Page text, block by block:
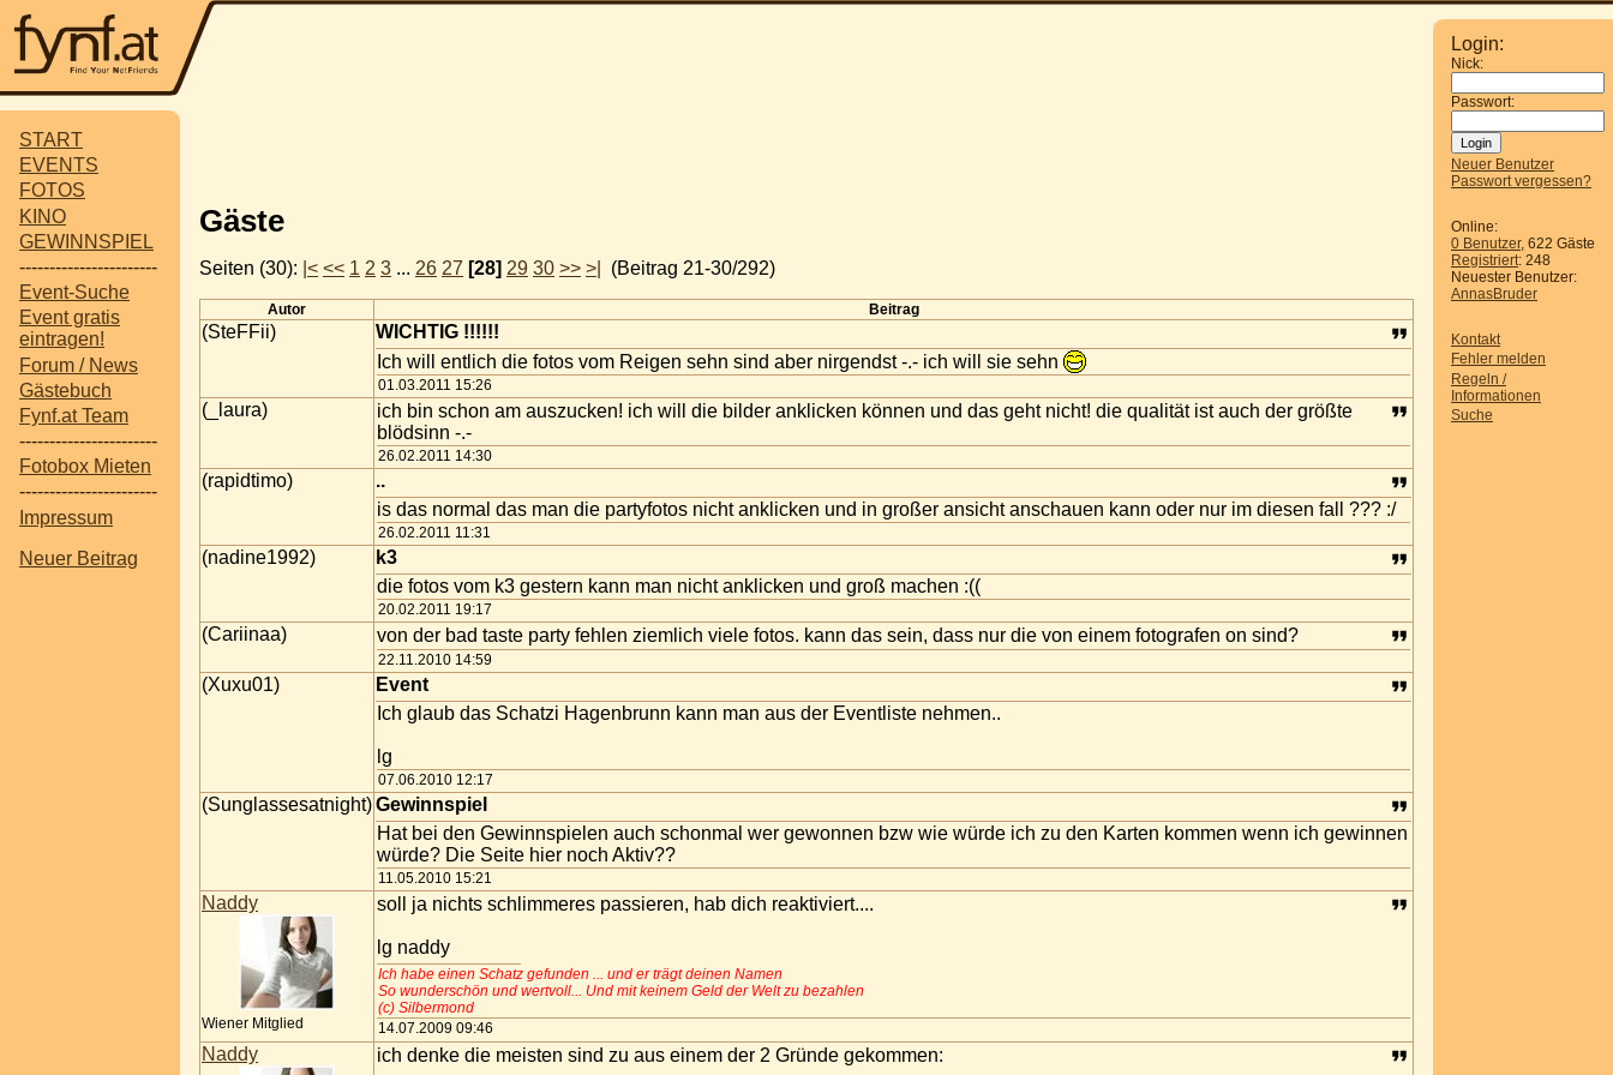
START
EVENTS
FOTOS
KINO
GEWINNSPIEL
-----------------------
Event-Suche
Event gratis
eintragen!
Forum / News
Gästebuch
Fynf.at Team
-----------------------
Fotobox Mieten
-----------------------
Impressum
Neuer Beitrag
Login:
Nick:
Passwort:
Neuer Benutzer
Passwort vergessen?
Online:
0 Benutzer, 622 Gäste
Registriert: 248
Neuester Benutzer:
AnnasBruder
Kontakt
Fehler melden
Regeln /
Informationen
Suche
Gäste
Seiten (30): |< << 1 2 3 ... 26 27 [28] 29 30 >> >| (Beitrag 21-30/292)
Autor Beitrag
(SteFFii)
WICHTIG !!!!!!
Ich will entlich die fotos vom Reigen sehn sind aber nirgendst -.- ich will sie sehn
01.03.2011 15:26
(_laura)
ich bin schon am auszucken! ich will die bilder anklicken können und das geht nicht! die qualität ist auch der größte
blödsinn -.-
26.02.2011 14:30
(rapidtimo)
..
is das normal das man die partyfotos nicht anklicken und in großer ansicht anschauen kann oder nur im diesen fall ??? :/
26.02.2011 11:31
(nadine1992)
k3
die fotos vom k3 gestern kann man nicht anklicken und groß machen :((
20.02.2011 19:17
(Cariinaa) von der bad taste party fehlen ziemlich viele fotos. kann das sein, dass nur die von einem fotografen on sind?
22.11.2010 14:59
(Xuxu01)
Event
Ich glaub das Schatzi Hagenbrunn kann man aus der Eventliste nehmen..
lg
07.06.2010 12:17
(Sunglassesatnight)Gewinnspiel
Hat bei den Gewinnspielen auch schonmal wer gewonnen bzw wie würde ich zu den Karten kommen wenn ich gewinnen
würde? Die Seite hier noch Aktiv??
11.05.2010 15:21
Naddy
Wiener Mitglied
soll ja nichts schlimmeres passieren, hab dich reaktiviert....
lg naddy
Ich habe einen Schatz gefunden ... und er trägt deinen Namen
So wunderschön und wertvoll... Und mit keinem Geld der Welt zu bezahlen
(c) Silbermond
14.07.2009 09:46
Naddy ich denke die meisten sind zu aus einem der 2 Gründe gekommen: